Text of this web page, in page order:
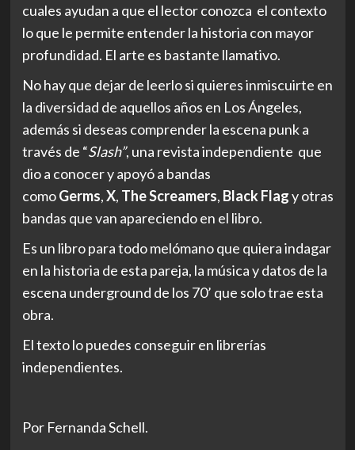
cuales ayudan a que el lector conozca el contexto
lo que le permite entender la historia con mayor
profundidad. El arte es bastante llamativo.
No hay que dejar de leerlo si quieres inmiscuirte en
la diversidad de aquellos años en Los Ángeles,
además si deseas comprenderla escena punk a
través de “Slash”, una revista independiente que
dio a conocer y apoyó a bandas
comoGerms,X, The Screamers, Black Flagy otras
bandas que van apareciendo en el libro.
Es un libro para todo melómano que quiera indagar
en la historia de esta pareja, la música y datos de la
escena underground de los 70’ que solo trae esta
obra.
El texto lo puedes conseguir en librerías
independientes.
Por Fernanda Schell.